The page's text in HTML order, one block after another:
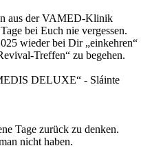
aus der VAMED-Klinik
bei Euch nie vergessen.
wieder bei Dir „einkehren“
Treffen“ zu begehen.
DELUXE“ - Sláinte
Tage zurück zu denken.
nicht haben.